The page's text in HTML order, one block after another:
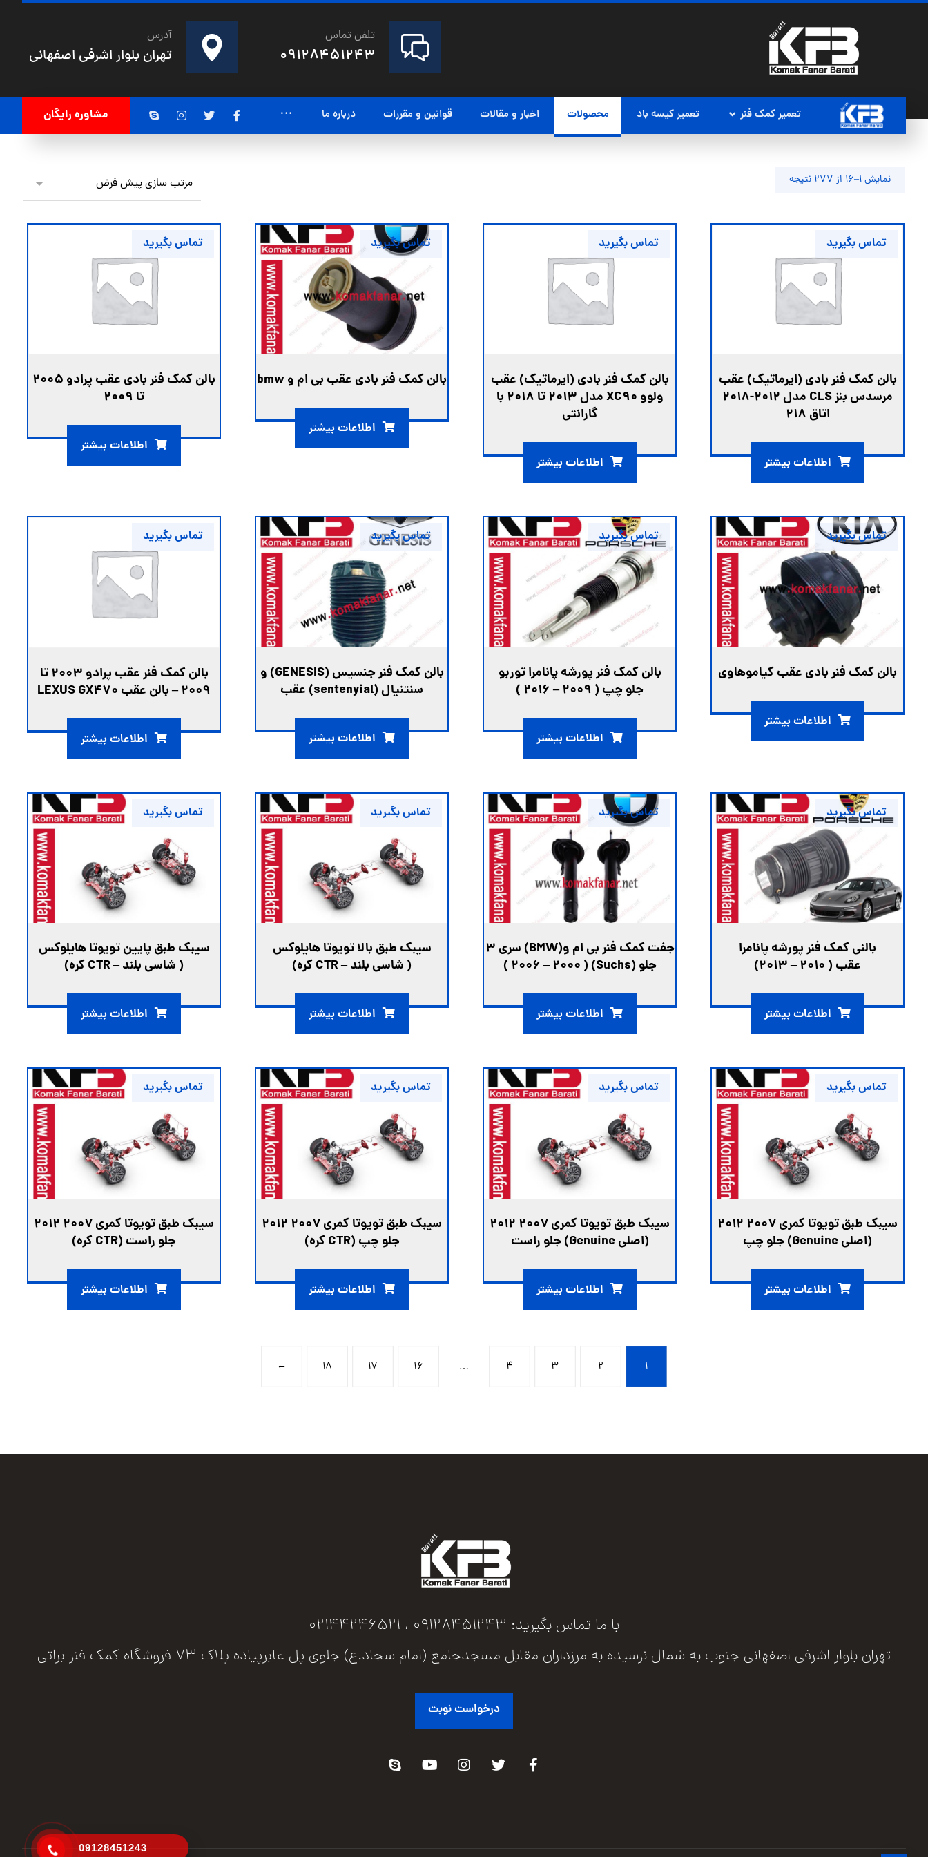
آدرس
تهران بلوار اشرفی اصفهانی
تلفن تماس
09128451243
تعمیر کمک فنر تعمیر کیسه باد محصولات اخبار و مقالات قوانین و مقررات درباره ما مشاوره رایگان
نمایش 1–16 از 277 نتیجه
بالن کمک فنر بادی (ایرماتیک) عقب
مرسدس بنز CLS مدل 2012-2018
اتاق 218
تماس بگیرید
اطلاعات بیشتر
بالن کمک فنر بادی (ایرماتیک) عقب
ولوو XC90 مدل 2013 تا 2018 با
گارانتی
تماس بگیرید
اطلاعات بیشتر
بالن کمک فنر بادی عقب بی ام و bmw
تماس بگیرید
اطلاعات بیشتر
بالن کمک فنر بادی عقب پرادو 2005
تا 2009
تماس بگیرید
اطلاعات بیشتر
بالن کمک فنر بادی عقب کیاموهاوی
تماس بگیرید
اطلاعات بیشتر
بالن کمک فنر پورشه پانامرا توربو
جلو چپ ( 2009 – 2016 )
تماس بگیرید
اطلاعات بیشتر
بالن کمک فنر جنسیس (GENESIS) و
سنتنیال (sentenyial) عقب
تماس بگیرید
اطلاعات بیشتر
بالن کمک فنر عقب پرادو 2003 تا
2009 – بالن عقب LEXUS GX470
تماس بگیرید
اطلاعات بیشتر
بالنی کمک فنر پورشه پانامرا
عقب ( 2010 – 2013)
تماس بگیرید
اطلاعات بیشتر
جفت کمک فنر بی ام و(BMW) سری 3
جلو (Suchs) ( 2006 – 2000 )
تماس بگیرید
اطلاعات بیشتر
سیبک طبق بالا تويوتا هايلوكس
( شاسی بلند – CTR كره)
تماس بگیرید
اطلاعات بیشتر
سیبک طبق پایین تويوتا هايلوكس
( شاسی بلند – CTR كره)
تماس بگیرید
اطلاعات بیشتر
سیبک طبق تويوتا کمری ۲۰۰۷ ۲۰۱۲
(اصلي Genuine) جلو چپ
تماس بگیرید
اطلاعات بیشتر
سیبک طبق تويوتا کمری ۲۰۰۷ ۲۰۱۲
(اصلي Genuine) جلو راست
تماس بگیرید
اطلاعات بیشتر
سیبک طبق تويوتا کمری ۲۰۰۷ ۲۰۱۲
جلو چپ (CTR كره)
تماس بگیرید
اطلاعات بیشتر
سیبک طبق تويوتا کمری ۲۰۰۷ ۲۰۱۲
جلو راست (CTR کره)
تماس بگیرید
اطلاعات بیشتر
۱ ۲ ۳ ۴ … ۱۶ ۱۷ ۱۸ ←
با ما تماس بگیرید: 09128451243 ، 02144246521
تهران بلوار اشرفی اصفهانی جنوب به شمال نرسیده به مرزداران مقابل مسجدجامع (امام سجاد.ع) جلوی پل عابرپیاده پلاک 73 فروشگاه کمک فنر براتی
درخواست نوبت
09128451243